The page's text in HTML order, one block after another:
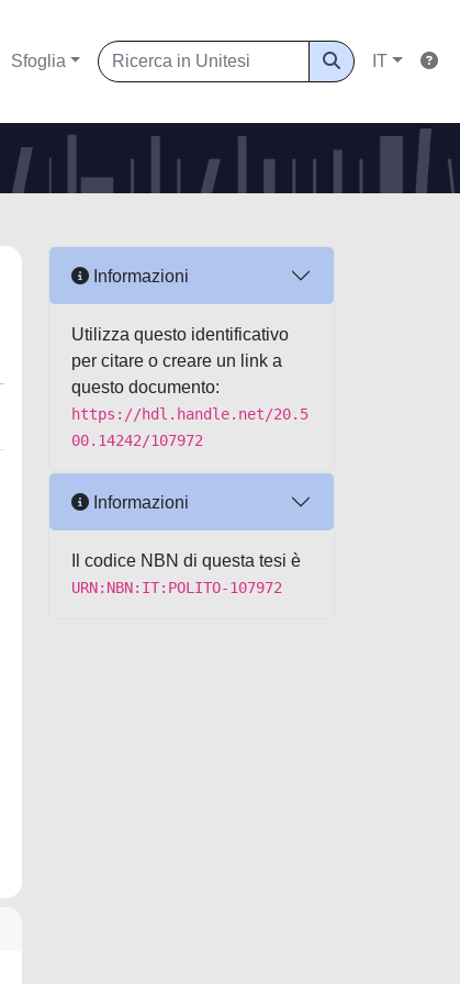
Sfoglia IT
Informazioni
Utilizza questo identificativo
per citare o creare un link a
questo documento:
https://hdl.handle.net/20.5
00.14242/107972
Informazioni
Il codice NBN di questa tesi è
URN:NBN:IT:POLITO-107972